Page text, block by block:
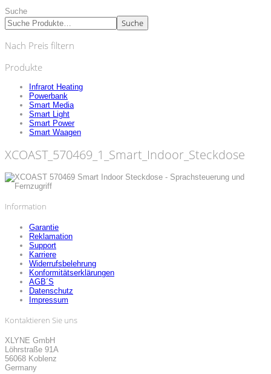
Suche
Suche
Nach Preis filtern
Produkte
Infrarot Heating
Powerbank
Smart Media
Smart Light
Smart Power
Smart Waagen
XCOAST_570469_1_Smart_Indoor_Steckdose
Information
Garantie
Reklamation
Support
Karriere
Widerrufsbelehrung
Konformitätserklärungen
AGB´S
Datenschutz
Impressum
Kontaktieren Sie uns
XLYNE GmbH
Löhrstraße 91A
56068 Koblenz
Germany